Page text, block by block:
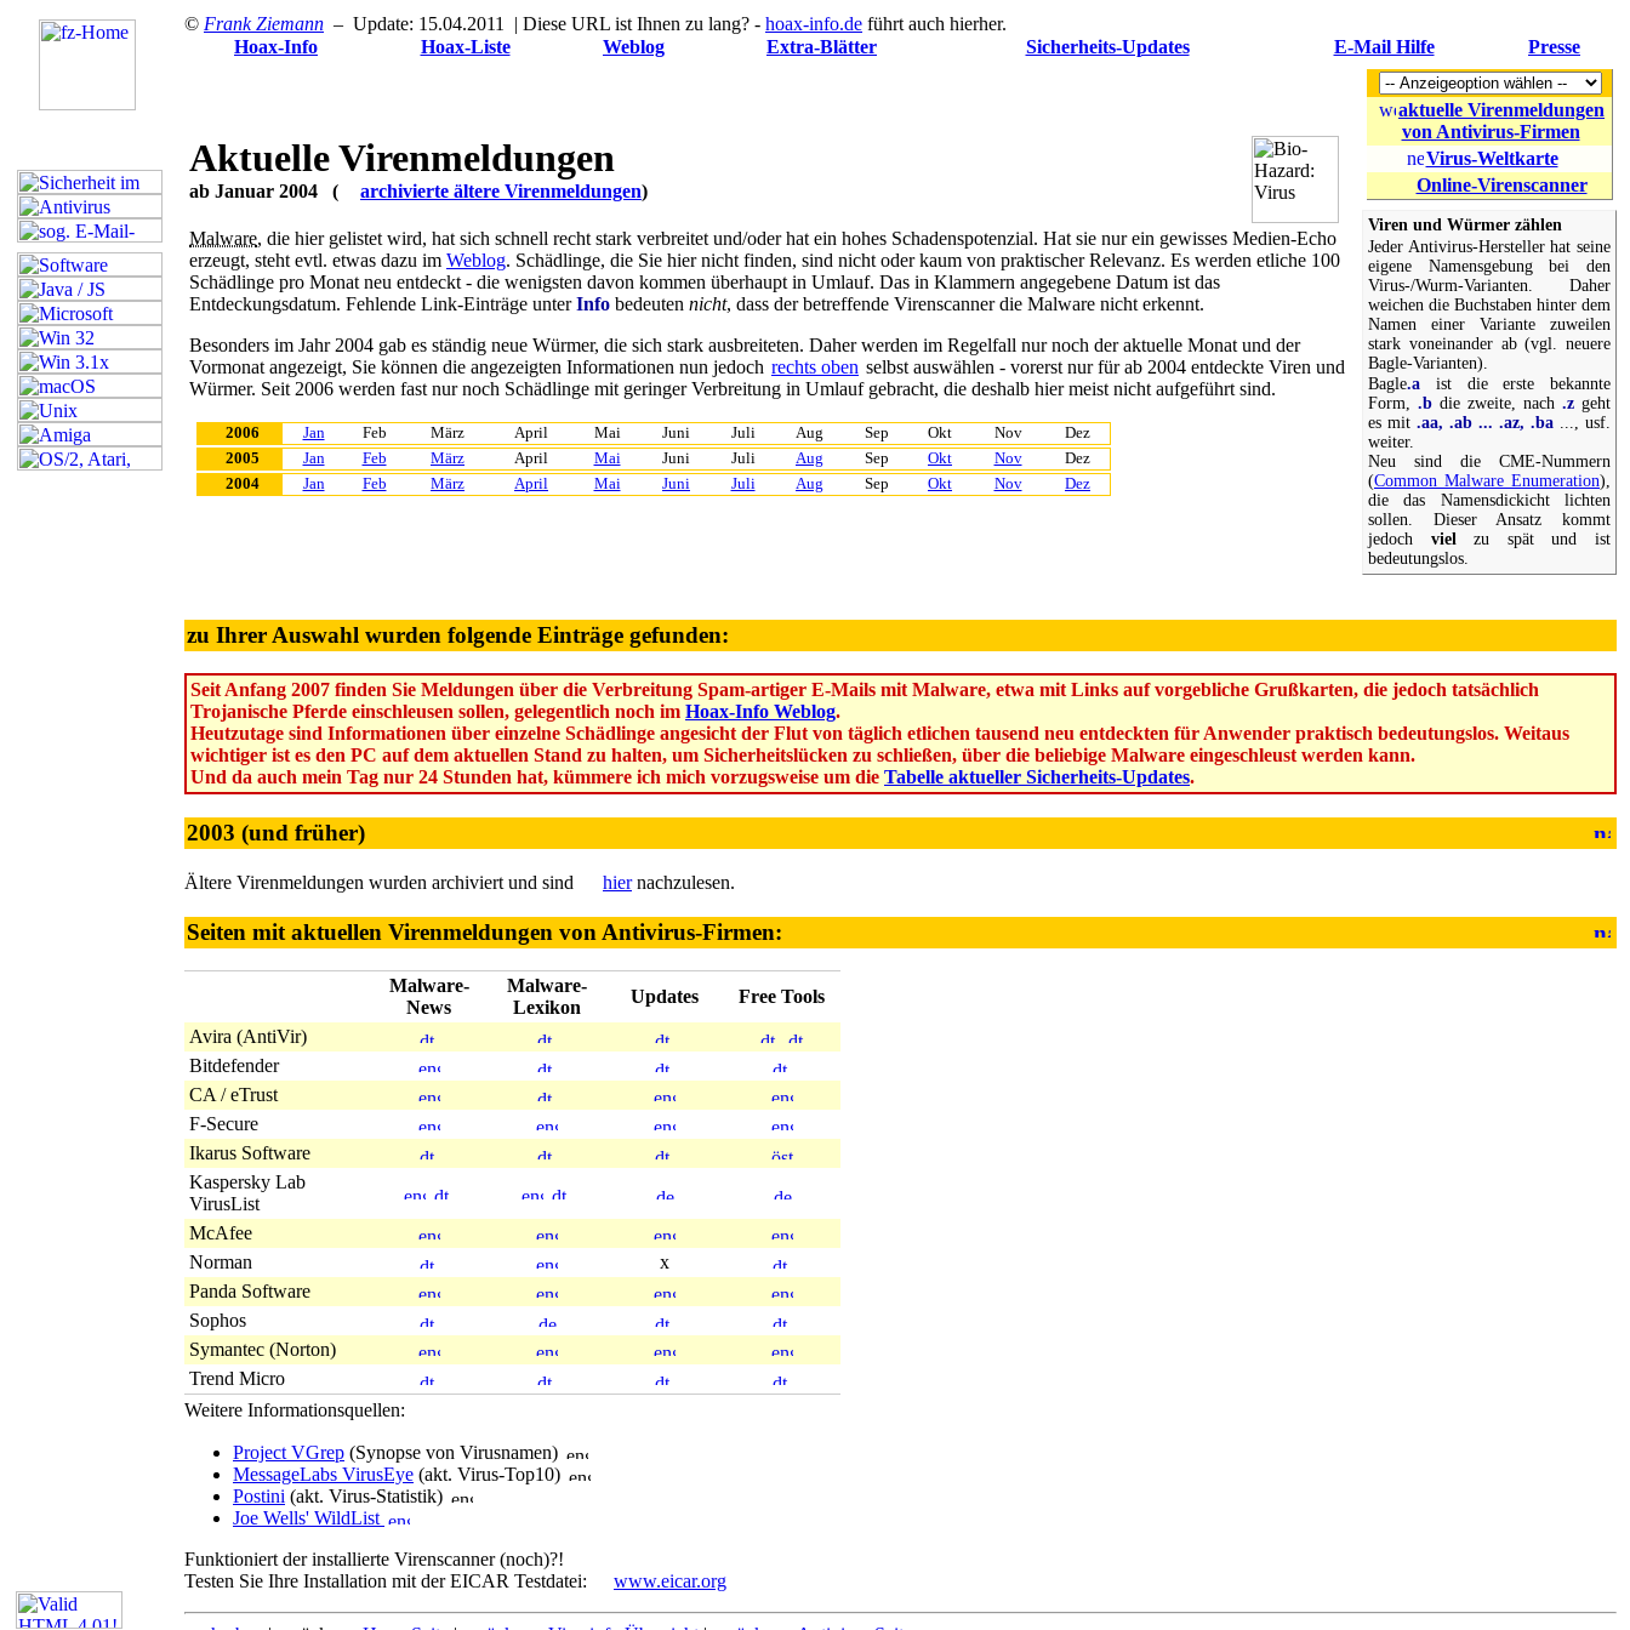
© Frank Ziemann – Update: 15.04.2011 | Diese URL ist Ihnen zu lang? - hoax-info.de führt auch hierher.
Hoax-Info
Hoax-Liste Weblog Extra-Blätter Sicherheits-Updates E-Mail Hilfe Presse
Aktuelle Virenmeldungen
ab Januar 2004 ( archivierte ältere Virenmeldungen)
Malware, die hier gelistet wird, hat sich schnell recht stark verbreitet und/oder hat ein hohes Schadenspotenzial. Hat sie nur ein gewisses Medien-Echo
erzeugt, steht evtl. etwas dazu im Weblog. Schädlinge, die Sie hier nicht finden, sind nicht oder kaum von praktischer Relevanz. Es werden etliche 100
Schädlinge pro Monat neu entdeckt - die wenigsten davon kommen überhaupt in Umlauf. Das in Klammern angegebene Datum ist das
Entdeckungsdatum. Fehlende Link-Einträge unterInfo bedeuten nicht, dass der betreffende Virenscanner die Malware nicht erkennt.
Besonders im Jahr 2004 gab es ständig neue Würmer, die sich stark ausbreiteten. Daher werden im Regelfall nur noch der aktuelle Monat und der
Vormonat angezeigt, Sie können die angezeigten Informationen nun jedoch rechts oben selbst auswählen - vorerst nur für ab 2004 entdeckte Viren und
Würmer. Seit 2006 werden fast nur noch Schädlinge mit geringer Verbreitung in Umlauf gebracht, die deshalb hier meist nicht aufgeführt sind.
2006 Jan Feb März April Mai Juni Juli Aug Sep Okt Nov
Dez
2005
Jan Feb März April Mai Juni Juli Aug Sep Okt Nov
Dez
2004
Jan Feb März April Mai Juni Juli Aug Sep Okt Nov Dez
aktuelle Virenmeldungen
von Antivirus-Firmen
Virus-Weltkarte
Online-Virenscanner
Viren und Würmer zählen
Jeder Antivirus-Hersteller hat seine
eigene Namensgebung bei den
Virus-/Wurm-Varianten. Daher
weichen die Buchstaben hinter dem
Namen einer Variante zuweilen
stark voneinander ab (vgl. neuere
Bagle-Varianten).
Bagle.a ist die erste bekannte
Form, .b die zweite, nach .z geht
es mit .aa, .ab ... .az, .ba ..., usf.
weiter.
Neu sind die CME-Nummern
(Common Malware Enumeration),
die das Namensdickicht lichten
sollen. Dieser Ansatz kommt
jedoch vielzu spät und ist
bedeutungslos.
zu Ihrer Auswahl wurden folgende Einträge gefunden:
Seit Anfang 2007 finden Sie Meldungen über die Verbreitung Spam-artiger E-Mails mit Malware, etwa mit Links auf vorgebliche Grußkarten, die jedoch tatsächlich
Trojanische Pferde einschleusen sollen, gelegentlich noch im Hoax-Info Weblog.
Heutzutage sind Informationen über einzelne Schädlinge angesicht der Flut von täglich etlichen tausend neu entdeckten für Anwender praktisch bedeutungslos. Weitaus
wichtiger ist es den PC auf dem aktuellen Stand zu halten, um Sicherheitslücken zu schließen, über die beliebige Malware eingeschleust werden kann.
Und da auch mein Tag nur 24 Stunden hat, kümmere ich mich vorzugsweise um die Tabelle aktueller Sicherheits-Updates.
2003 (und früher)
Ältere Virenmeldungen wurden archiviert und sind hiernachzulesen.
Seiten mit aktuellen Virenmeldungen von Antivirus-Firmen:
Malware-
News
Malware-
Lexikon
Updates
Free Tools
Avira (AntiVir)
Bitdefender
CA / eTrust
F-Secure
Ikarus Software
Kaspersky Lab
VirusList
McAfee
Norman
x
Panda Software
Sophos
Symantec (Norton)
Trend Micro
Weitere Informationsquellen:
Project VGrep (Synopse von Virusnamen)
MessageLabs VirusEye (akt. Virus-Top10)
Postini (akt. Virus-Statistik)
Joe Wells' WildList
Funktioniert der installierte Virenscanner (noch)?!
Testen Sie Ihre Installation mit der EICAR Testdatei:
www.eicar.org